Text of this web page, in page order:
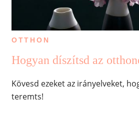
OTTHON
Hogyan díszítsd az
Kövesd ezeket az irányelveket,
teremts!